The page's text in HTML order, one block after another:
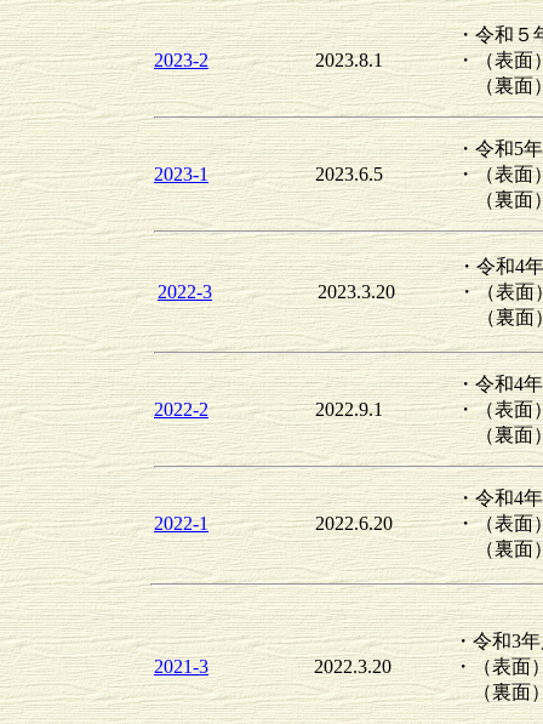
2023-2 2023.8.1
・令和５
・（表
（裏面
2023-1 2023.6.5
・令和5
・（表面
（裏面）
2022-3 2023.3.20
・令和4
・（表面
（裏面
2022-2 2022.9.1
・令和4
・（表
（裏面
2022-1 2022.6.20
・令和4
・（表面
（裏面）
2021-3 2022.3.20
・令和3
・（表面
（裏面